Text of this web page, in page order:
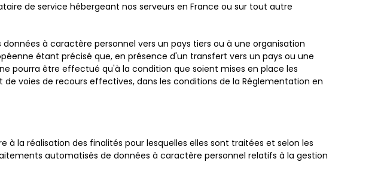
de service hébergeant nos serveurs en France ou sur tout autre
à caractère personnel vers un pays tiers ou à une organisation
étant précisé que, en présence d'un transfert vers un pays ou une
pourra être effectué qu'à la condition que soient mises en place les
voies de recours effectives, dans les conditions de la Réglementation en
la réalisation des finalités pour lesquelles elles sont traitées et selon les
automatisés de données à caractère personnel relatifs à la gestion